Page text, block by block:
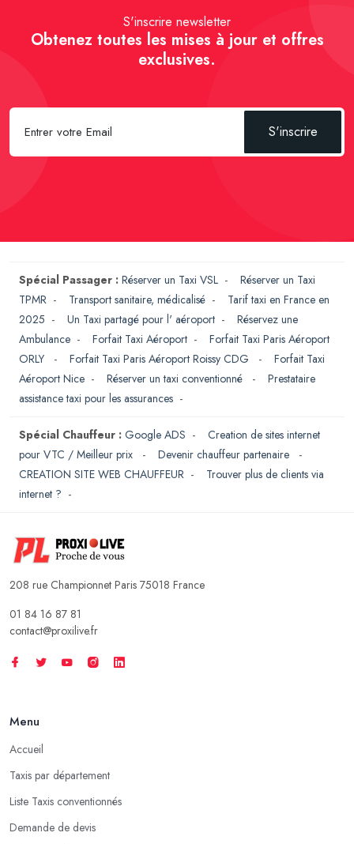
S'inscrire newsletter
Obtenez toutes les mises à jour et offres
exclusives.
S'inscrire
Spécial Passager : Réserver un Taxi VSL - Réserver un Taxi
TPMR - Transport sanitaire, médicalisé - Tarif taxi en France en
2025 - Un Taxi partagé pour l' aéroport - Réservez une
Ambulance - Forfait Taxi Aéroport - Forfait Taxi Paris Aéroport
ORLY
- Forfait Taxi Paris Aéroport Roissy CDG - Forfait Taxi
Aéroport Nice - Réserver un taxi conventionné - Prestataire
assistance taxi pour les assurances -
Spécial Chauffeur : Google ADS - Creation de sites internet
pour VTC / Meilleur prix
- Devenir chauffeur partenaire
-
CREATION SITE WEB CHAUFFEUR - Trouver plus de clients via
internet ? -
208 rue Championnet Paris 75018 France
01 84 16 87 81
contact@proxilive.fr
Menu
Accueil
Taxis par département
Liste Taxis conventionnés
Demande de devis